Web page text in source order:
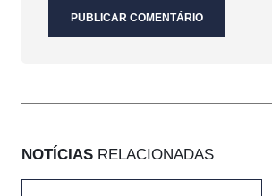
NOTÍCIAS RELACIONADAS